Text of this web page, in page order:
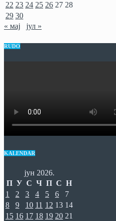
22 23 24 25 26 27 28
29 30
« мај
јул »
RUDO
KALENDAR
јун 2026.
П У С Ч П С Н
1
2 3 4 5 6
7
8
9 10 11 12 13 14
15 16 17 18 19 20 21